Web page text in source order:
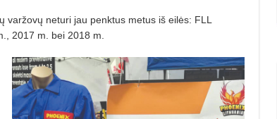
varžovų neturi jau penktus metus iš eilės: FLL
2017 m. bei 2018 m.